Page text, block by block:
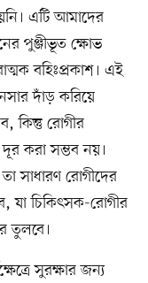
এটি আমাদের
পুঞ্জীভূত ক্ষোভ
বহিঃপ্রকাশ। এই
দাঁড় করিয়ে
কিন্তু রোগীর
করা সম্ভব নয়।
সাধারণ রোগীদের
যা চিকিৎসক-রোগীর
তুলবে।
সুরক্ষার জন্য